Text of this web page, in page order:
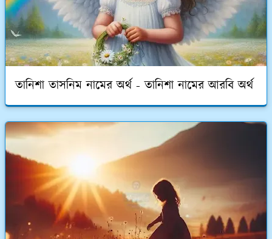
তানিশা তাসনিম নামের অর্থ - তানিশা নামের আরবি অর্থ